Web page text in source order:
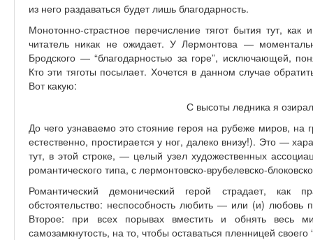
из него раздаваться будет лишь благодарность.
Монотонно-страстное перечисление тягот бытия тут,
читатель никак не ожидает. У Лермонтова —
Бродского — “благодарностью за горе”, исключающей,
Кто эти тяготы посылает. Хочется в данном случае
Вот какую:
С высоты ледника я
До чего узнаваемо это стояние героя на рубеже миров,
естественно, простирается у ног, далеко внизу!). Это —
тут, в этой строке, — целый узел художественных
романтического типа, с лермонтовско-врубелевско-
Романтический демонический герой страдает, как
обстоятельство: неспособность любить — или (и) любовь
Второе: при всех порывах вместить и обнять весь
самозамкнутость, на то, чтобы оставаться пленницей своего